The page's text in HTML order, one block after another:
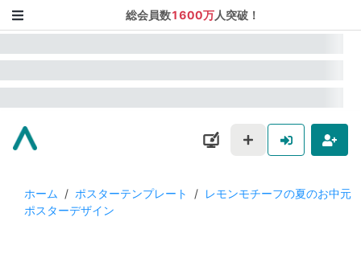
総会員数1600万人突破！
ホーム / ポスターテンプレート / レモンモチーフの夏のお中元
ポスターデザイン